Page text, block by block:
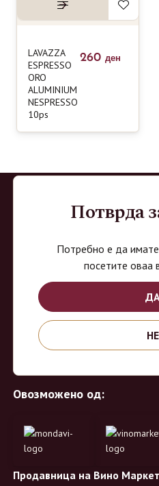
LAVAZZA
ESPRESSO
ORO
ALUMINIUM
NESPRESSO
10ps
260 ден
ВиноМаркет
Специјализирана on-line
акцесоари. Нудиме широк избор на
домашните винарии, со избор на
Овозможено од:
Продавница на Вино
Потврда
Потребно е да имате
посетите оваа
НЕ